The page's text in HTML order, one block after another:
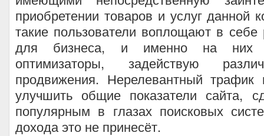
приобретении товаров и услуг данной
такие пользователи воплощают в себе
для бизнеса, и именно на них
оптимизаторы, задействую
продвижения. Нерелевантный трафик
улучшить общие показатели сайта,
популярным в глазах поисковых
дохода это не принесёт.